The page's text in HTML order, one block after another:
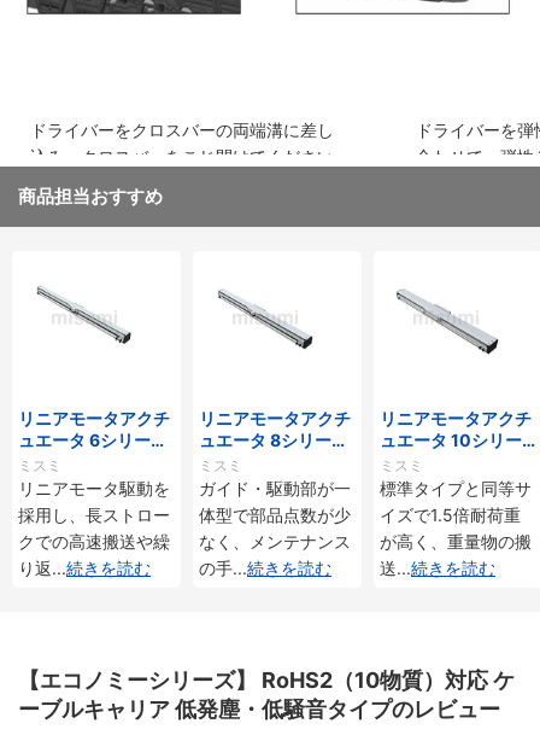
ドライバーをクロスバーの両端溝に差し
込み、クロスバーをこじ開けてください
ドライバーを
合わせて、弾
商品担当おすすめ
リニアモータアクチ
ュエータ 6シリーズ
標準タイプ インクリ
メンタル・アブソリ
ュート仕様
ミスミ
リニアモータ駆動を
採用し、長ストロー
クでの高速搬送や繰
り返...続きを読む
リニアモータアクチ
ュエータ 8シリーズ
標準タイプ インクリ
メンタル・アブソリ
ュート仕様
ミスミ
ガイド・駆動部が一
体型で部品点数が少
なく、メンテナンス
の手...続きを読む
リニアモータアクチ
ュエータ 10シリー
ズ 標準タイプ 重荷
重 インクリメンタ
ル・アブソリュート
仕様
ミスミ
標準タイプと同等サ
イズで1.5倍耐荷重
が高く、重量物の搬
送...続きを読む
【エコノミーシリーズ】 RoHS2（10物質）対応 ケ
ーブルキャリア 低発塵・低騒音タイプのレビュー